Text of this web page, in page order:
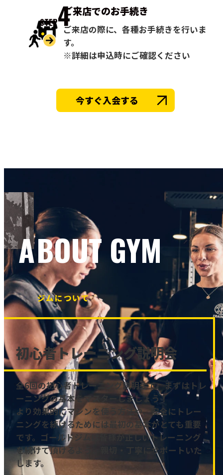
STEP4ご来店でのお手続き
ご来店の際に、各種お手続きを行いま
す。
※詳細は申込時にご確認ください
今すぐ入会する
ABOUT GYM
ジムについて
初心者トレーニング説明会
全6回の初心者トレーニング説明会で、まずはトレ
ーニングの基本をマスターしましょう！
より効果的にマシンを使う方法や、安全にトレー
ニングを続けるためには最初の基本がとても重要
です。ゴールドジムは皆様が正しいトレーニング
を続けて頂けるよう、親切・丁寧にサポートいた
します。